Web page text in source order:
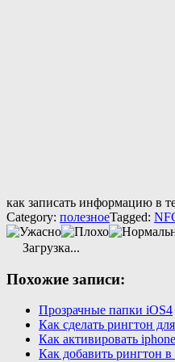
как записать информацию в
Category: полезноеTagged:
Загрузка...
Похожие записи:
Прозрачные папки iOS4
Как сделать рингтон
Как активировать
Как добавить рингтон